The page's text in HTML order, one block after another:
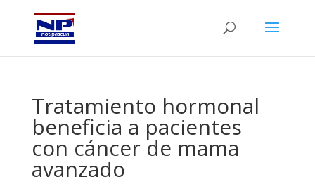
Tratamiento hormonal
beneficia a pacientes
con cáncer de mama
avanzado